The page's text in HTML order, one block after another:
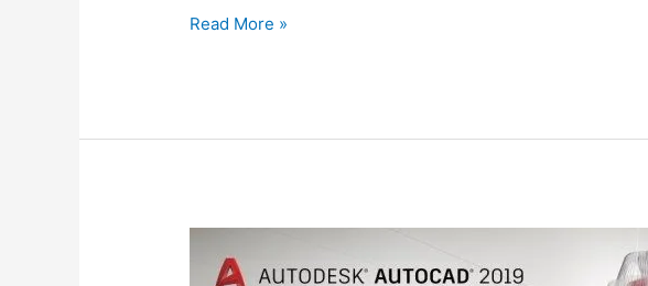
Autodesk
พร้อม
Read More »